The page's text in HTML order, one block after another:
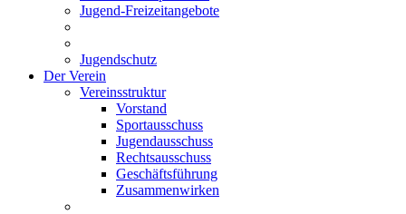
Jugend-Freizeitangebote
Jugendschutz
Der Verein
Vereinsstruktur
Vorstand
Sportausschuss
Jugendausschuss
Rechtsausschuss
Geschäftsführung
Zusammenwirken